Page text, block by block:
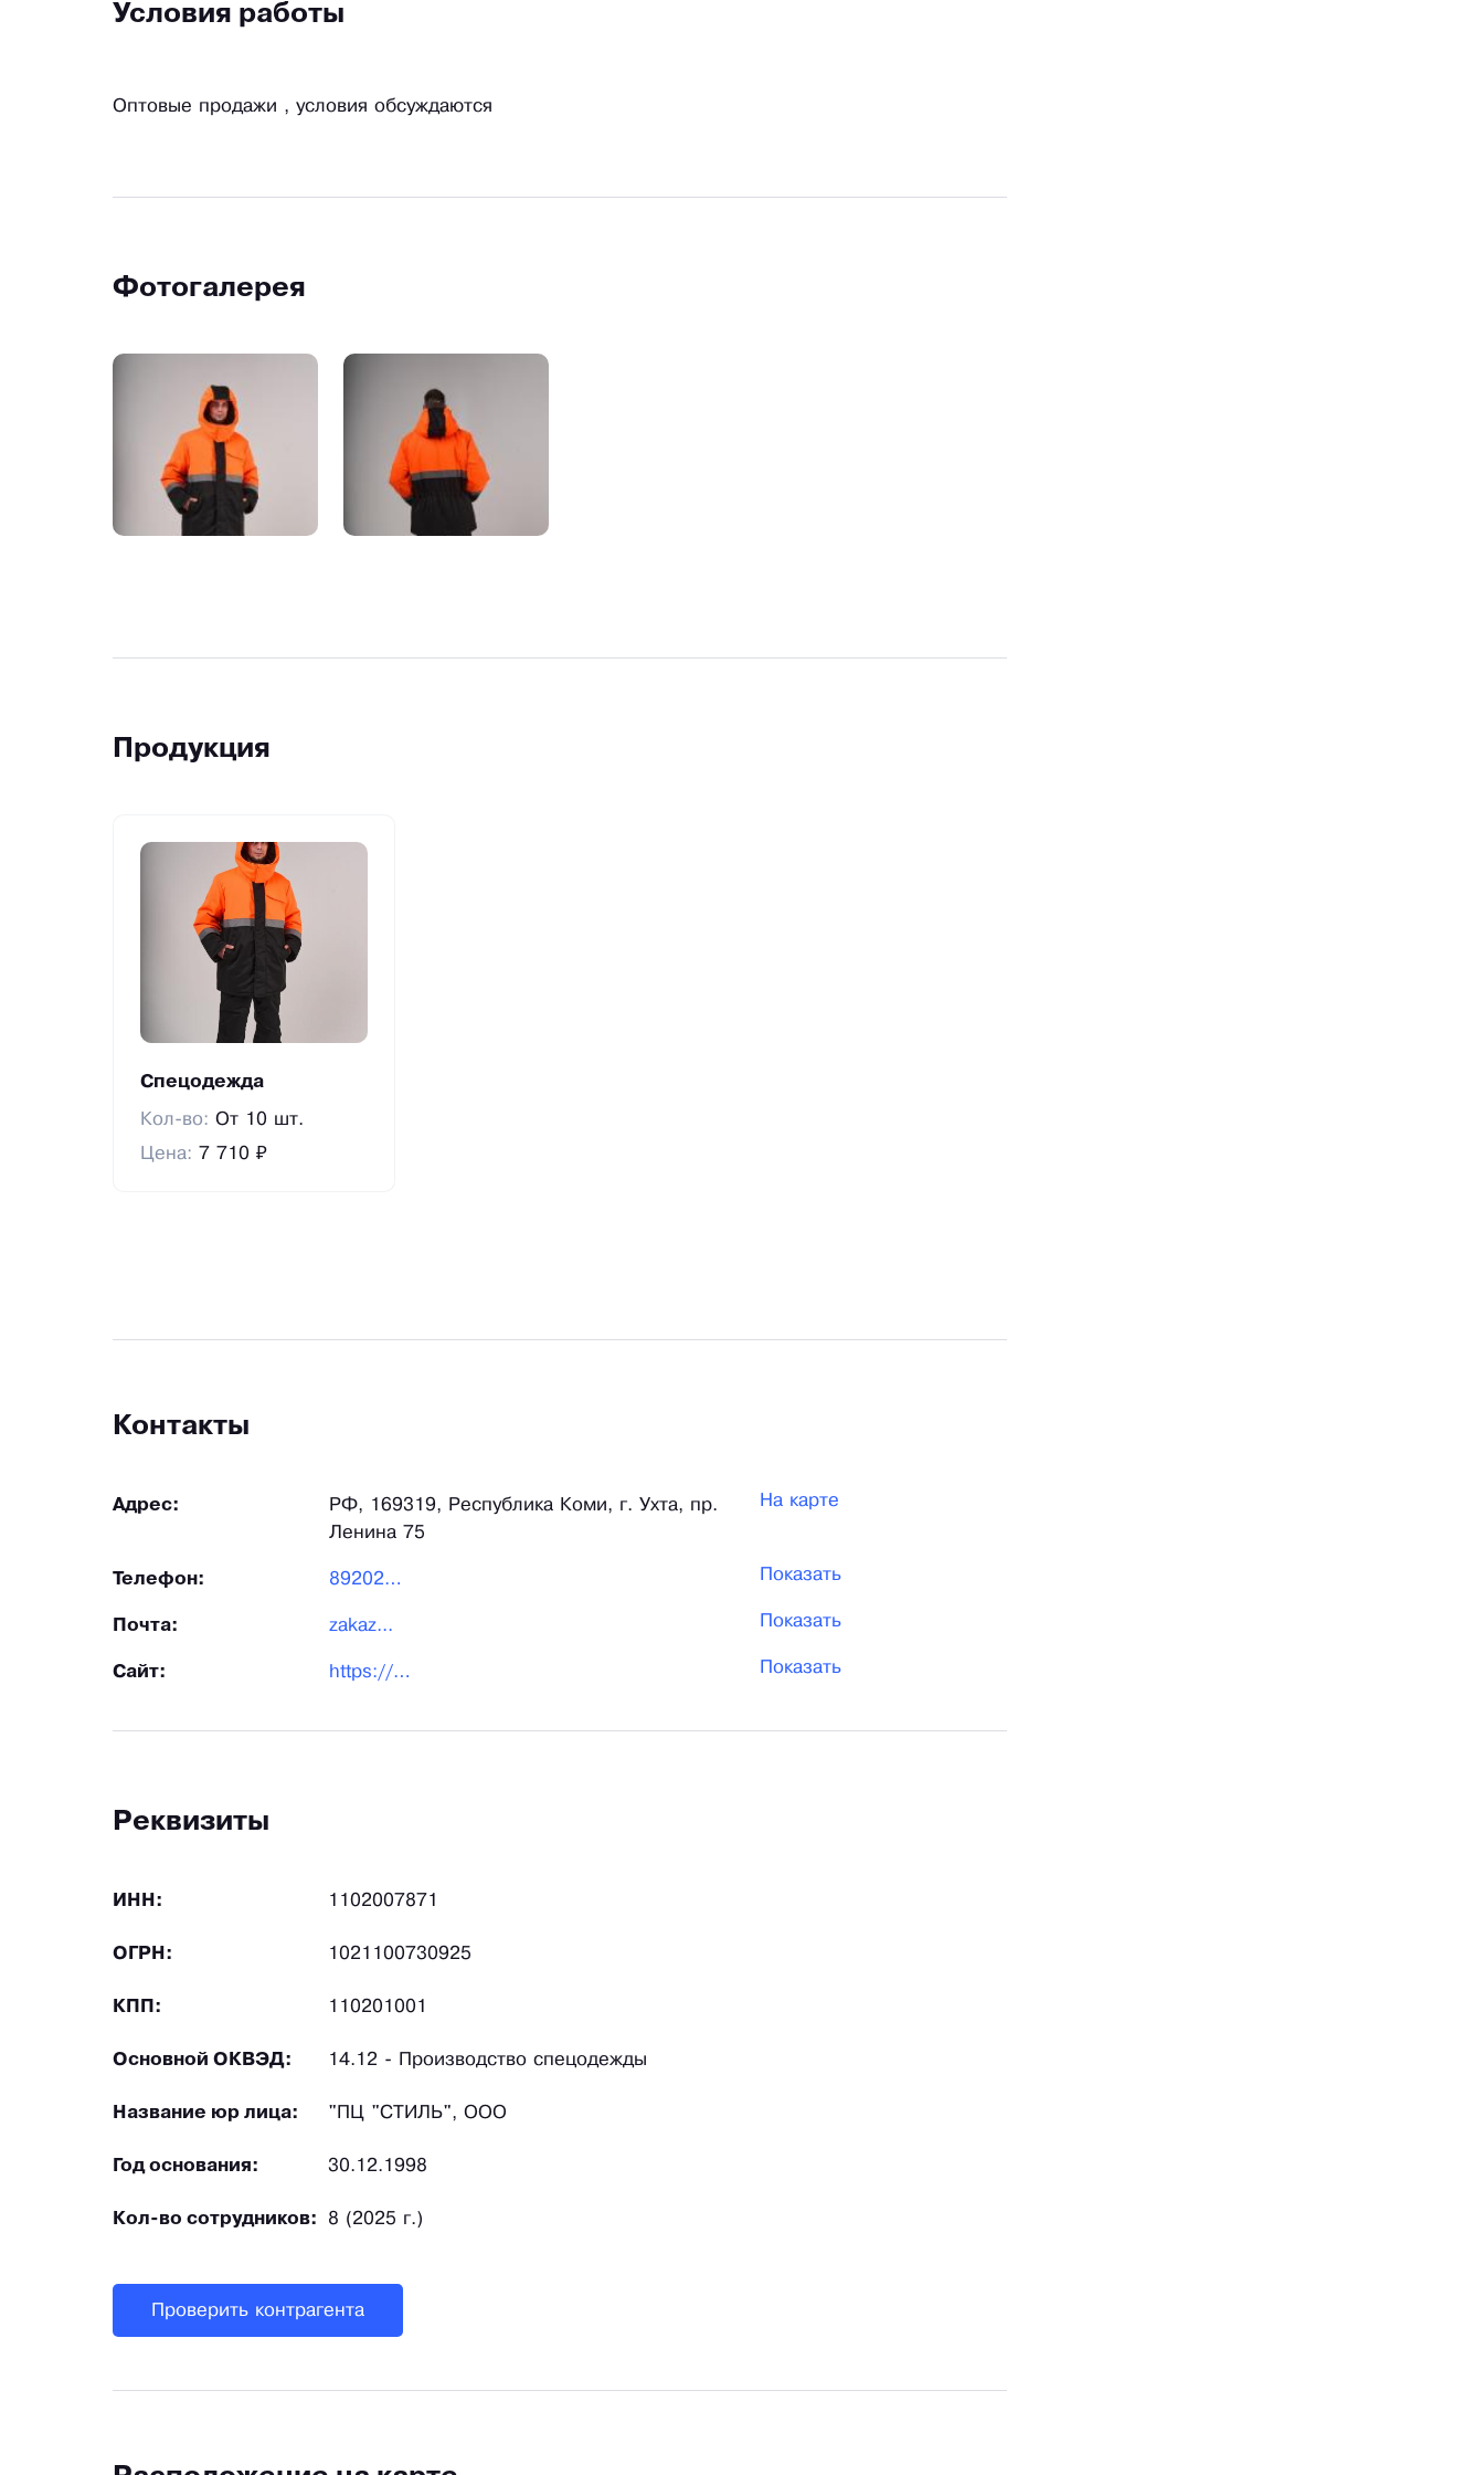
Условия работы
Оптовые продажи , условия обсуждаются
Фотогалерея
Продукция
Спецодежда
Кол-во:От 10 шт.
Цена: 7 710 ₽
Контакты
Адрес:
РФ, 169319, Республика Коми, г. Ухта, пр.
Ленина 75
На карте
Телефон: 892020... Показать
Почта: zakaz... Показать
Сайт: https://pc-style.ru/ Показать
Реквизиты
ИНН: 1102007871
ОГРН: 1021100730925
КПП: 110201001
Основной ОКВЭД: 14.12 - Производство спецодежды
Название юр лица: "ПЦ "СТИЛЬ", ООО
Год основания: 30.12.1998
Кол-во сотрудников: 8 (2025 г.)
Проверить контрагента